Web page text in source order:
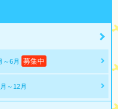
～6月 募集中
～12月